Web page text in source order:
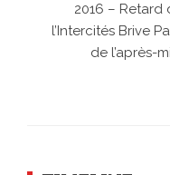
2016 – Retard
l’Intercités Brive
de l’après-